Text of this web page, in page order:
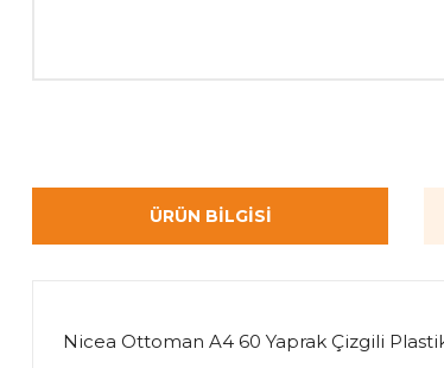
ÜRÜN BILGISI
Nicea Ottoman A4 60 Yaprak Çizgili